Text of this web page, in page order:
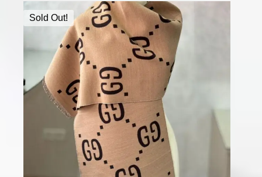
Sold Out!